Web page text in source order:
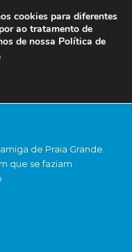
de Praia Grande.
que se faziam
cookies para diferentes
ao tratamento de
de nossa Política de